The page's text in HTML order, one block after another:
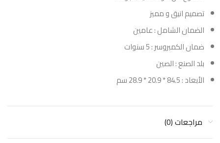
تصميم انيق و مميز
الضمان الشامل : عامين
ضمان الكمبروسر : 5 سنوات
بلد الصنع : الصين
الأبعاد : 84.5 * 20.9 * 28.9 سم
مراجعات (0)